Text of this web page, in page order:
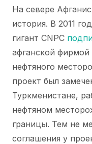
На севере
история. В 2011
гигант CNPC
афганской фирмой
нефтяного
проект был
Туркменистане,
нефтяном
границы. Тем не
соглашения у